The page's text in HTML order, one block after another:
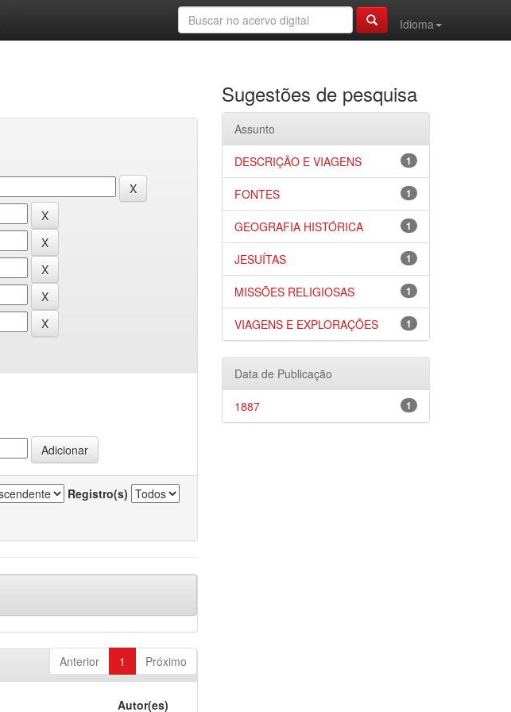
Idioma
Registro(s)
Anterior 1 Próximo
Autor(es)
Sugestões de pesquisa
Assunto
1
DESCRIÇÃO E VIAGENS
1
FONTES
1
GEOGRAFIA HISTÓRICA
1
JESUÍTAS
1
MISSÕES RELIGIOSAS
1
VIAGENS E EXPLORAÇÕES
Data de Publicação
1
1887